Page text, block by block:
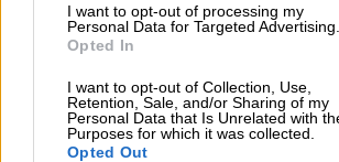
I want to opt-out of processing my
Personal Data for Targeted Advertising.
Opted In
I want to opt-out of Collection, Use,
Retention, Sale, and/or Sharing of my
Personal Data that Is Unrelated with
Purposes for which it was collected.
Opted Out
ρεκόρ δείχοντας ότι είναι
μεγάλες πτήσεις και στους
Αγώνες.